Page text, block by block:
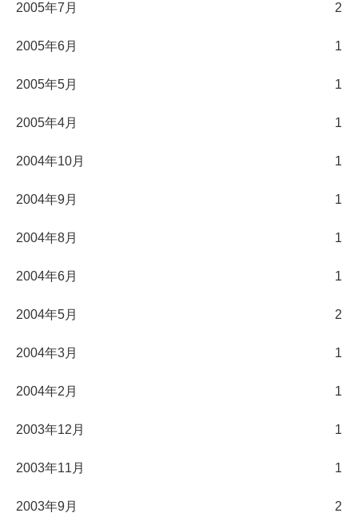
2005年7月 2
2005年6月 1
2005年5月 1
2005年4月 1
2004年10月 1
2004年9月 1
2004年8月 1
2004年6月 1
2004年5月 2
2004年3月 1
2004年2月 1
2003年12月 1
2003年11月 1
2003年9月 2